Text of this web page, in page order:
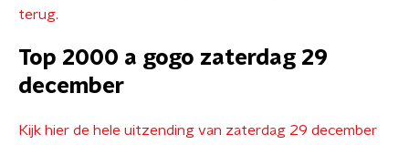
terug.
Top 2000 a gogo zaterdag 29
december
Kijk hier de hele uitzending van zaterdag 29 december